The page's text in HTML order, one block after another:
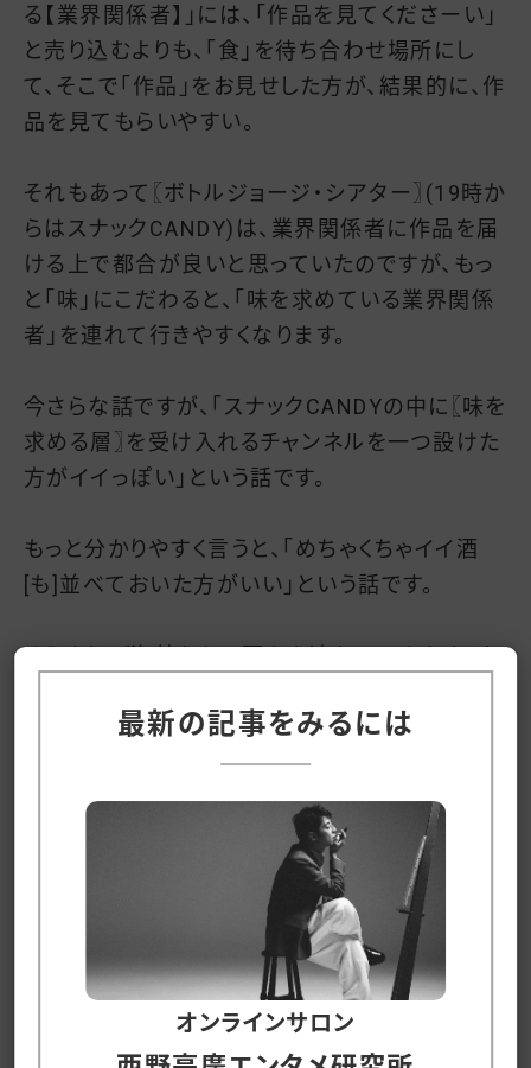
る【業界関係者】」には、「作品を見てくださーい」
と売り込むよりも、「食」を待ち合わせ場所にし
て、そこで「作品」をお見せした方が、結果的に、作
品を見てもらいやすい。
それもあって〖ボトルジョージ・シアター〗(19時か
らはスナックCANDY)は、業界関係者に作品を届
ける上で都合が良いと思っていたのですが、もっ
と「味」にこだわると、「味を求めている業界関係
者」を連れて行きやすくなります。
今さらな話ですが、「スナックCANDYの中に〖味を
求める層〗を受け入れるチャンネルを一つ設けた
方がイイっぽい」という話です。
もっと分かりやすく言うと、「めちゃくちゃイイ酒
[も]並べておいた方がいい」という話です。
そうすれば海外からの要人も連れていきやすくな
というわけで、今日から良いジャパニーズウイス
キーを集めてまわり、CANDYのカウンターの中
に「ニシノコレクション」的な棚を設けて、そこを
待ち合わせ場所に、「美味しいウイスキーが置い
てある店に行こうよ」と関係者を誘い込もうと思
います。
生々しい話になりますが、強いチームを作るには
最新の記事をみるには
オンラインサロン